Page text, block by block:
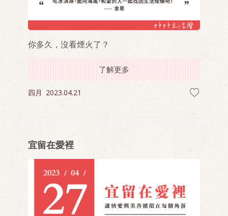
你多久，沒看煙火了？
了解更多
四月 2023.04.21
宜留在愛裡